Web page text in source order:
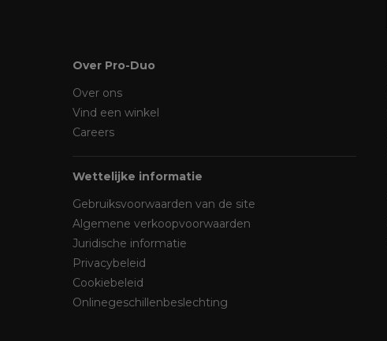
Over Pro-Duo
Over ons
Vind een winkel
Careers
Wettelijke informatie
Gebruiksvoorwaarden van de site
Algemene verkoopvoorwaarden
Juridische informatie
Privacybeleid
Cookiebeleid
Onlinegeschillenbeslechting